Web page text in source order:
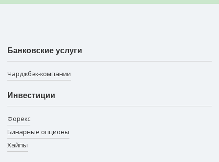
Банковские услуги
Чарджбэк-компании
Инвестиции
Форекс
Бинарные опционы
Хайпы